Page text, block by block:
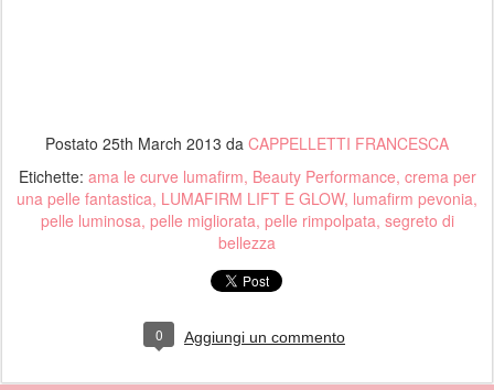
Postato 25th March 2013 da CAPPELLETTI FRANCESCA
Etichette: ama le curve lumafirm Beauty Performance crema per
una pelle fantastica LUMAFIRM LIFT E GLOW lumafirm pevonia
pelle luminosa pelle migliorata pelle rimpolpata segreto di
bellezza
0 Aggiungi un commento